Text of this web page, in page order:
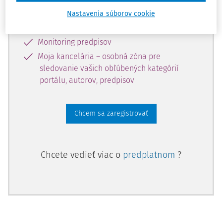
vybranému obsahu:
Monitoring predpisov
Moja kancelária – osobná zóna pre
sledovanie vašich obľúbených kategórií
portálu, autorov, predpisov
Chcem sa zaregistrovať
Chcete vedieť viac o predplatnom ?
Nastavenia súborov cookie